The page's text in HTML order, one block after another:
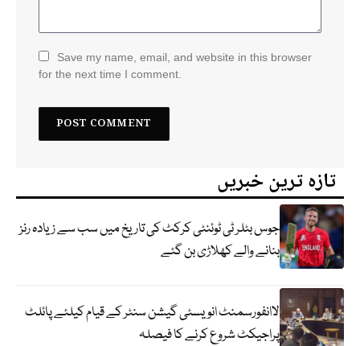
Save my name, email, and website in this browser
for the next time I comment.
تازہ ترین خبریں
جوس بٹلر ٹی ٹوئنٹی کرکٹ کی تاریخ میں سب سے زیادہ رنز
بنانے والے کھلاڑی بن گئے
لاانفورسمنٹ انویسٹی گیشن سنٹر کے قیام کیلئے پائلٹ
پراجیکٹ شروع کرنے کا فیصلہ